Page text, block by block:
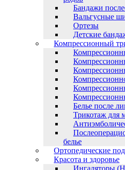
Бандажи
Вальгусные
Ортезы
Детские
Компрессионный
Белье после
Трикотаж для
белье
Ортопедические
Красота и здоровье
Ингаляторы